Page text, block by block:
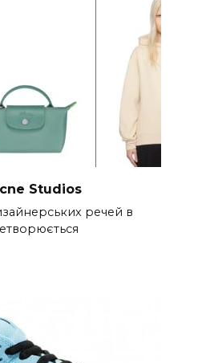
Studios
речей в